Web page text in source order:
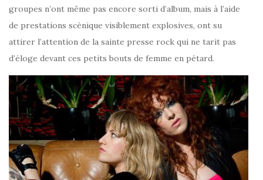
groupes n’ont même pas encore sorti d’album, mais à l’aide
de prestations scènique visiblement explosives, ont su
attirer l’attention de la sainte presse rock qui ne tarit pas
d’éloge devant ces petits bouts de femme en pétard.